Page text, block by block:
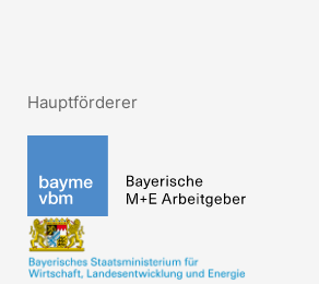
Hauptförderer